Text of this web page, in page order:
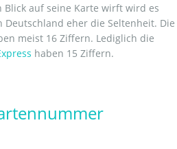
auf seine Karte wirft wird es
eher die Seltenheit. Die
meist 16 Ziffern. Lediglich die
haben 15 Ziffern.